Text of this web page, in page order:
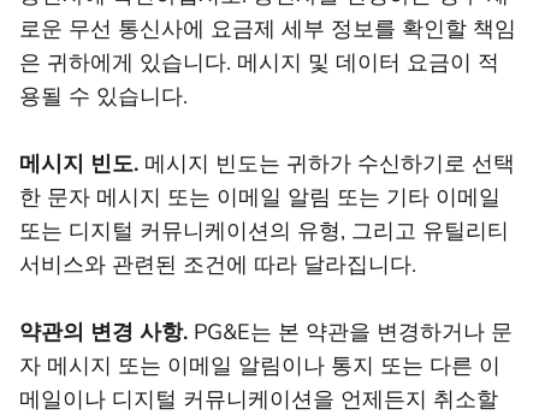
로운 무선 통신사에 요금제 세부 정보를 확인할 책임
은 귀하에게 있습니다. 메시지 및 데이터 요금이 적
용될 수 있습니다.
메시지 빈도. 메시지 빈도는 귀하가 수신하기로 선택
한 문자 메시지 또는 이메일 알림 또는 기타 이메일
또는 디지털 커뮤니케이션의 유형, 그리고 유틸리티
서비스와 관련된 조건에 따라 달라집니다.
약관의 변경 사항. PG&E는 본 약관을 변경하거나 문
자 메시지 또는 이메일 알림이나 통지 또는 다른 이
메일이나 디지털 커뮤니케이션을 언제든지 취소할